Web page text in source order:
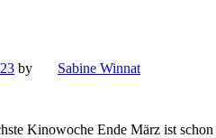
by Sabine Winnat
Kinowoche Ende März ist